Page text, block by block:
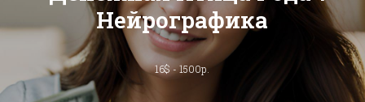
Нейрографика
16$ - 1500р.